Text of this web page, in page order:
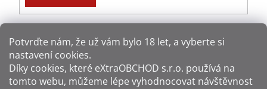
Potvrďte nám​​, že už vám bylo 18 let, a vyberte si
nastavení cookies.
Díky cookies, které eXtraOBCHOD s.r.o. používá na
tomto webu, můžeme lépe vyhodnocovat návštěvnost
Způsoby dopravy: